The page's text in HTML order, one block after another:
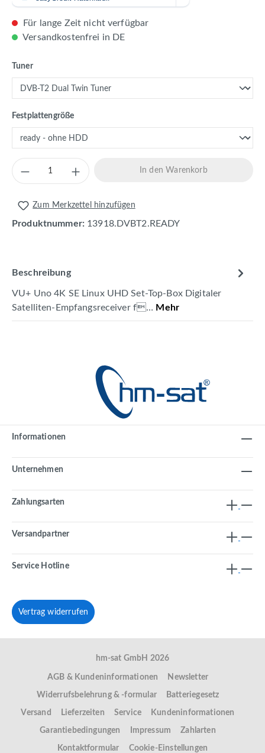
Für lange Zeit nicht verfügbar
Versandkostenfrei in DE
Tunerauswählen
Festplattengrößeauswählen
Produkt Anzahl: Gib den gewünschten
In den Warenkorb
Zum Merkzettel hinzufügen
Produktnummer: 13918.DVBT2.READY
Beschreibung
VU+ Uno 4K SE Linux UHD Set-Top-Box Digitaler
Satelliten-Empfangsreceiver f… Mehr
Informationen
Unternehmen
Zahlungsarten
Versandpartner
Service Hotline
Vertrag widerrufen
hm-sat GmbH 2026
AGB & Kundeninformationen Newsletter
Widerrufsbelehrung & -formular Batteriegesetz
Versand Lieferzeiten Service Kundeninformationen
Garantiebedingungen Impressum Zahlarten
Kontaktformular Cookie-Einstellungen